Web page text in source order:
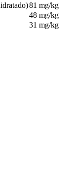
81 mg/kg
48 mg/kg
31 mg/kg